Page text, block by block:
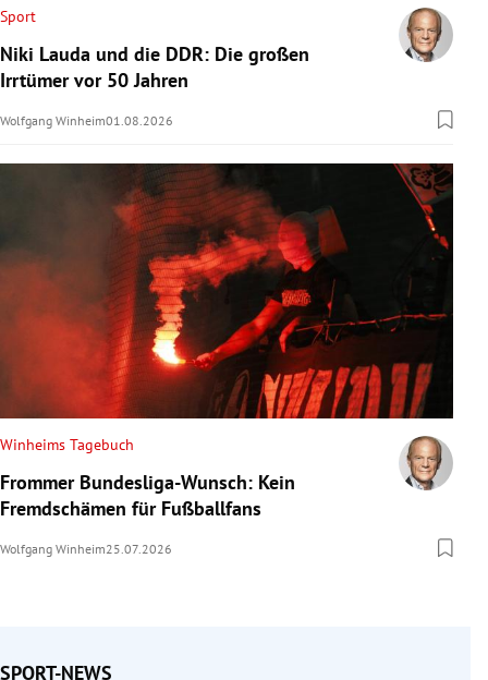
Sport
Niki Lauda und die DDR: Die großen
Irrtümer vor 50 Jahren
Wolfgang Winheim01.08.2026
Winheims Tagebuch
Frommer Bundesliga-Wunsch: Kein
Fremdschämen für Fußballfans
Wolfgang Winheim25.07.2026
SPORT-NEWS